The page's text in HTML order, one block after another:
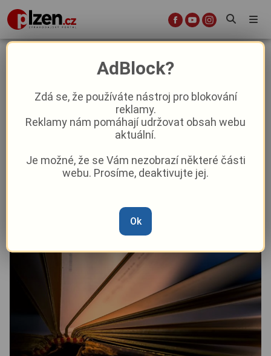
Archivy na Plzeňsku otevřou své
dveře veřejnosti. Nabídnou unikátní
dokumenty i komentované
prohlídky
David Černý–28. 5.| 14:34
AdBlock?
Zdá se, že používáte nástroj pro blokování
reklamy.
Reklamy nám pomáhají udržovat obsah webu
aktuální.
Je možné, že se Vám nezobrazí některé části
webu. Prosíme, deaktivujte jej.
Ok